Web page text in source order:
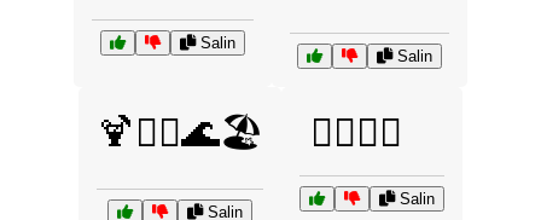
Salin
Salin
🍹🏄‍♀️🌊🏖️
Salin
🏄‍♂️🌅🍹
Salin